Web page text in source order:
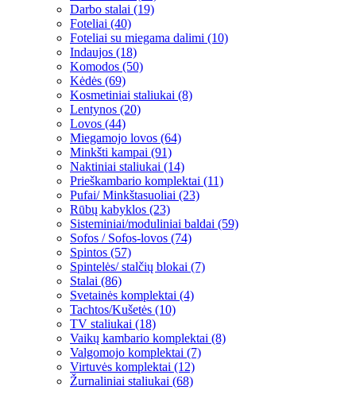
Darbo stalai (19)
Foteliai (40)
Foteliai su miegama dalimi (10)
Indaujos (18)
Komodos (50)
Kėdės (69)
Kosmetiniai staliukai (8)
Lentynos (20)
Lovos (44)
Miegamojo lovos (64)
Minkšti kampai (91)
Naktiniai staliukai (14)
Prieškambario komplektai (11)
Pufai/ Minkštasuoliai (23)
Rūbų kabyklos (23)
Sisteminiai/moduliniai baldai (59)
Sofos / Sofos-lovos (74)
Spintos (57)
Spintelės/ stalčių blokai (7)
Stalai (86)
Svetainės komplektai (4)
Tachtos/Kušetės (10)
TV staliukai (18)
Vaikų kambario komplektai (8)
Valgomojo komplektai (7)
Virtuvės komplektai (12)
Žurnaliniai staliukai (68)